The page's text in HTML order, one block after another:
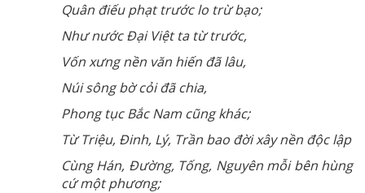
Quân điếu phạt trước lo trừ bạo;
Như nước Đại Việt ta từ trước,
Vốn xưng nền văn hiến đã lâu,
Núi sông bờ cỏi đã chia,
Phong tục Bắc Nam cũng khác;
Từ Triệu, Đinh, Lý, Trần bao đời xây nền độc lập
Cùng Hán, Đường, Tống, Nguyên mỗi bên hùng
cứ một phương;